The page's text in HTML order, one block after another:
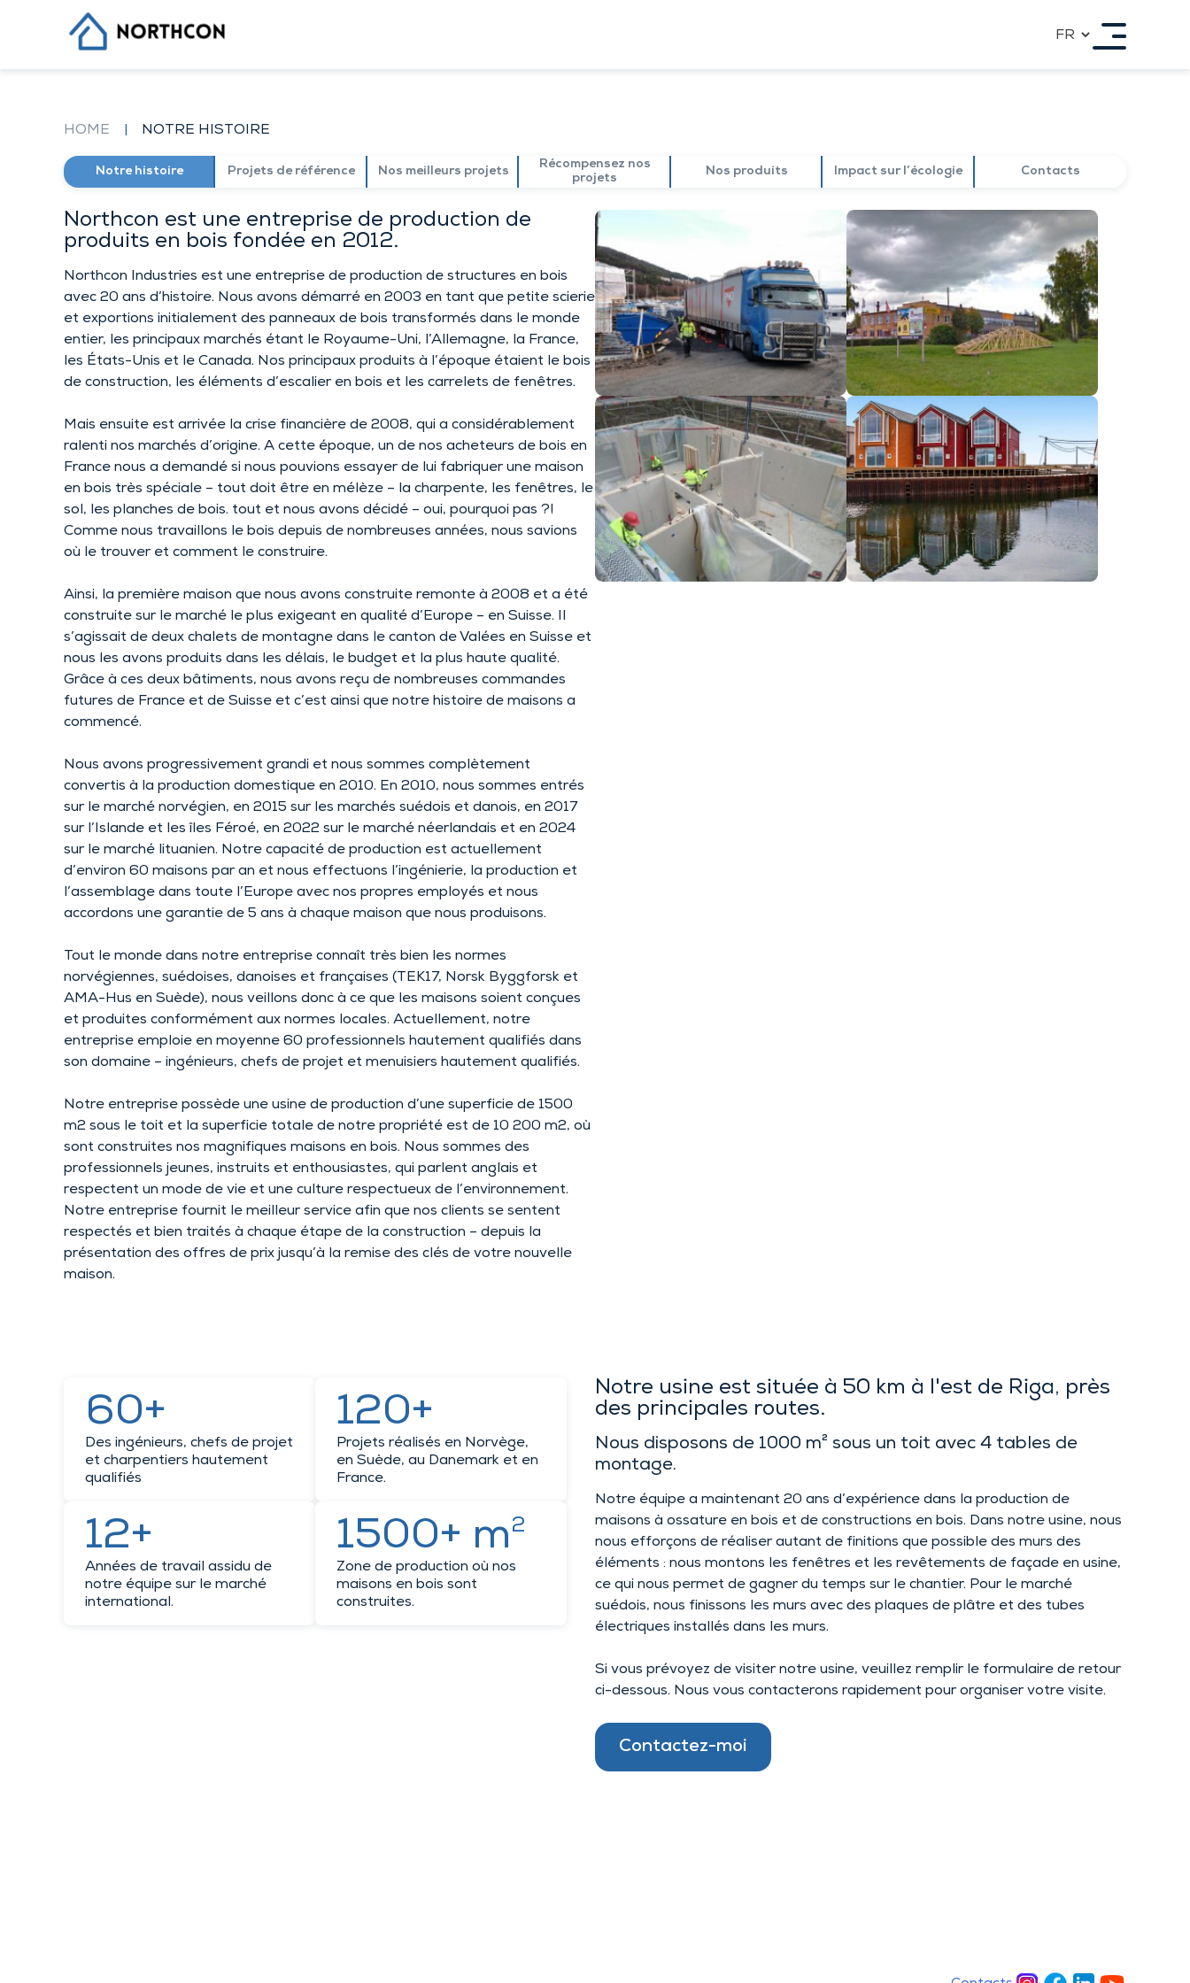
20 ANS D'EXPÉRIENCE SUR LES MARCHÉS
INTERNATIONAUX
Nos meilleurs projets
Récompensez nos projets
Nos produits
Impact sur l’écologie
Contacts
Abri d’auto
Saunas
Visitez la maison
Offres d’emploi
HOME NOTRE HISTOIRE
Notre histoire Projets de référence Nos meilleurs projets
Récompensez nos
projets
Nos produits Impact sur l’écologie Contacts
Northcon est une entreprise de production de
produits en bois fondée en 2012.
Northcon Industries est une entreprise de production de structures en bois
avec 20 ans d’histoire. Nous avons démarré en 2003 en tant que petite scierie
et exportions initialement des panneaux de bois transformés dans le monde
entier, les principaux marchés étant le Royaume-Uni, l’Allemagne, la France,
les États-Unis et le Canada. Nos principaux produits à l’époque étaient le bois
de construction, les éléments d’escalier en bois et les carrelets de fenêtres.
Mais ensuite est arrivée la crise financière de 2008, qui a considérablement
ralenti nos marchés d’origine. A cette époque, un de nos acheteurs de bois en
France nous a demandé si nous pouvions essayer de lui fabriquer une maison
en bois très spéciale – tout doit être en mélèze – la charpente, les fenêtres, le
sol, les planches de bois. tout et nous avons décidé – oui, pourquoi pas ?!
Comme nous travaillons le bois depuis de nombreuses années, nous savions
où le trouver et comment le construire.
Ainsi, la première maison que nous avons construite remonte à 2008 et a été
construite sur le marché le plus exigeant en qualité d’Europe – en Suisse. Il
s’agissait de deux chalets de montagne dans le canton de Valées en Suisse et
nous les avons produits dans les délais, le budget et la plus haute qualité.
Grâce à ces deux bâtiments, nous avons reçu de nombreuses commandes
futures de France et de Suisse et c’est ainsi que notre histoire de maisons a
commencé.
Nous avons progressivement grandi et nous sommes complètement
convertis à la production domestique en 2010. En 2010, nous sommes entrés
sur le marché norvégien, en 2015 sur les marchés suédois et danois, en 2017
sur l’Islande et les îles Féroé, en 2022 sur le marché néerlandais et en 2024
sur le marché lituanien. Notre capacité de production est actuellement
d’environ 60 maisons par an et nous effectuons l’ingénierie, la production et
l’assemblage dans toute l’Europe avec nos propres employés et nous
accordons une garantie de 5 ans à chaque maison que nous produisons.
Tout le monde dans notre entreprise connaît très bien les normes
norvégiennes, suédoises, danoises et françaises (TEK17, Norsk Byggforsk et
AMA-Hus en Suède), nous veillons donc à ce que les maisons soient conçues
et produites conformément aux normes locales. Actuellement, notre
entreprise emploie en moyenne 60 professionnels hautement qualifiés dans
son domaine – ingénieurs, chefs de projet et menuisiers hautement qualifiés.
Notre entreprise possède une usine de production d’une superficie de 1500
m2 sous le toit et la superficie totale de notre propriété est de 10 200 m2, où
sont construites nos magnifiques maisons en bois. Nous sommes des
professionnels jeunes, instruits et enthousiastes, qui parlent anglais et
respectent un mode de vie et une culture respectueux de l’environnement.
Notre entreprise fournit le meilleur service afin que nos clients se sentent
respectés et bien traités à chaque étape de la construction – depuis la
présentation des offres de prix jusqu’à la remise des clés de votre nouvelle
maison.
60+
Des ingénieurs, chefs de projet
et charpentiers hautement
qualifiés
120+
Projets réalisés en Norvège,
en Suède, au Danemark et en
France.
12+
Années de travail assidu de
notre équipe sur le marché
international.
1500+ m 2
Zone de production où nos
maisons en bois sont
construites.
Notre usine est située à 50 km à l'est de Riga, près
des principales routes.
Nous disposons de 1000 m² sous un toit avec 4 tables de
montage.
Notre équipe a maintenant 20 ans d’expérience dans la production de
maisons à ossature en bois et de constructions en bois. Dans notre usine, nous
nous efforçons de réaliser autant de finitions que possible des murs des
éléments : nous montons les fenêtres et les revêtements de façade en usine,
ce qui nous permet de gagner du temps sur le chantier. Pour le marché
suédois, nous finissons les murs avec des plaques de plâtre et des tubes
électriques installés dans les murs.
Si vous prévoyez de visiter notre usine, veuillez remplir le formulaire de retour
ci-dessous. Nous vous contacterons rapidement pour organiser votre visite.
Contactez-moi